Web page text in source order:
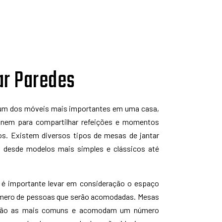
Paredes
dos móveis mais importantes em uma casa,
para compartilhar refeições e momentos
Existem diversos tipos de mesas de jantar
desde modelos mais simples e clássicos até
importante levar em consideração o espaço
de pessoas que serão acomodadas. Mesas
as mais comuns e acomodam um número